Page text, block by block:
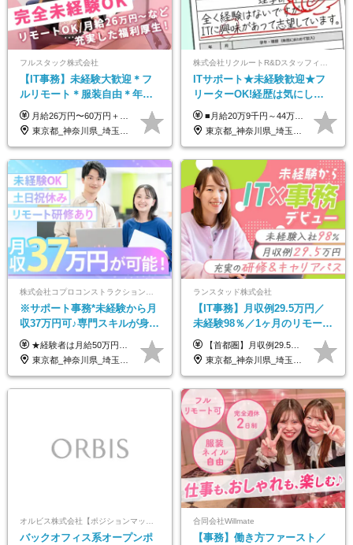
フルスタック株式会社
【IT事務】未経験大歓迎＊フ
ルリモート＊服装自由＊年休
125日以上＊残業なし＊月給26
万円以上
月給26万円〜60万円＋諸手当＋インセンティブ（２種）＋賞与 ★Point 設立から9ヶ月で全社員2万円の昇給実績 ※成果はしっかりと還元いたします！ ★Point 100％年収UPでの待遇提示も可能！ ※経験者であれば、100％年収アップも実現可能です。 ※試用期間最大2ヶ月/月給22万円〜
東京都_神奈川県_埼玉県_千葉県_茨城県
ITサポート★未経験歓迎★フ
リーターOK!経歴は気にしな
くて大丈夫★超大手リクルー
トグループの正社員/sg
■月給20万9千円～44万円 ※経験・能力・前給を考慮の上、決定いたします ※時間外手当100％支給 ※派遣就業先が変更となる場合には、就業規則、労使協定等に基づき賃金が変更となる可能性があります 「とにかく私生活重視」「残業があっても稼ぎたい」といった希望も配属の際に考慮します。 ＜手当＞ ■職務担当手当 ■通勤手当（上限月3万円） ■残業手当（全額支給） ■住宅手当（5割を会社負担／就業規則に定めるところによる） ■扶養手当 ■別居手当 ■資格試験受講料補助（資格ごとに社内規定により決定） ■資格取得奨励金 （資格により2万円～20万円の祝金支給） ◎一例 ・基本情報技術者（5万円） ・プロジェクトマネージャー試験（10万円） ・応用情報技術者試験（10万円） ・ITストラテジスト試験（10万円） ・エンベデッドシステムスペシャリスト試験（10万円） ・ディジタル技術検定（情報1級：10万円、制御1級：10万円、情報2級、制御2級：5万円 ・TOEIC（R）テスト（600～729点：5万円、 730～799点：10万円、800点以上：15万円） など
東京都_神奈川県_埼玉県_千葉県_大阪府_愛知県_青森県_岩手県_宮城県_秋田県_山形県_福島県_茨城県_栃木県_群馬県_山梨県_長野県_福井県_静岡県_岐阜県_三重県_兵庫県_京都府_滋賀県_奈良県_広島県_岡山県_山口県_香川県_福岡県_熊本県_佐賀県_長崎県_大分県_宮崎県_鹿児島県
※サポート事務*未経験から月
収37万円可♪専門スキルが身に
付く！Web面接＆リモート研
修も充実♪/a
★経験者は月給50万円～90万円 【首都圏】 月給30万1230円〜 ⇒基本22万7000円+地域6万4230円+皆勤1万円 【群馬/栃木/茨城】 月給28万1090円〜 ⇒基本23万4000円+地域3万7090円+皆勤1万円 【大阪/京都/兵庫】 月給30万130円〜 ⇒基本23万5000円+地域5万5130円+皆勤1万円 【静岡/愛知/岐阜/三重】 月給28万5840円〜 ⇒基本23万円+地域4万5840円+皆勤1万円 【北海道】 月給25万2960円〜 ⇒基本22万4000円+地域1万8960円+皆勤1万円 【福岡/佐賀/長崎/大分/熊本】 月給25万800円〜 ⇒基本21万8000円+地域2万2800円+皆勤1万円 【宮城/山形/福島】 月給25万580円〜 ⇒基本21万8000円+地域2万2580円+皆勤1万円 【広島/岡山/山口】 月給27万1090円〜 ⇒基本23万4000円+地域2万7090円+皆勤1万円 ※残業代は1分単位で全額支給（みなし残業制度なし） ※上記給与は最低支給額です。経験・能力に応じて決定致します ※試用期間1ヶ月、最大6ヶ月まで延長する可能性あり(条件変更なし) ※今期より新賃金体系へ移行しました。詳細は面接時にご説明します
東京都_神奈川県_埼玉県_大阪府_愛知県_北海道_宮城県_広島県_福岡県
ランスタッド株式会社
【IT事務】月収例29.5万円／
未経験98％／1ヶ月のリモート
研修／既卒・第二新卒歓迎／
年間休日123日/OW
【首都圏】月収例29.5万円（月給26万円＋諸手当） 【東海・関西】月収例28.5万円（月給25万円＋諸手当） 【九州】月収例26万円（月給23万円＋諸手当） ※経験・スキル・前職給与を踏まえ、総合的に判断して決定します。 例：首都圏 月収例31万円（月給27万円＋諸手当） ◆各種手当 ・通勤手当（上限4万円まで） ・残業代手当（1分単位で全額支給） ※固定残業代制は採用しておりません ・資格取得支援 ◆昇給：年1回 ◆補足 ・研修中1ヶ月間は、時給1670円となります。 ・試用期間6ヶ月あり。その間の待遇に変更はありません。 ※詳細は面接時にご案内します。
東京都_神奈川県_埼玉県_千葉県_大阪府_愛知県_兵庫県_京都府_福岡県
バックオフィス系オープンポ
合同会社Willmate
【事務】働き方ファースト／